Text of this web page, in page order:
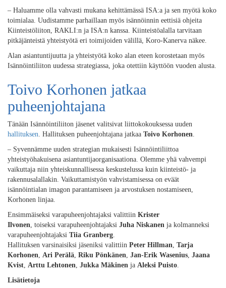
– Haluamme olla vahvasti mukana kehittämässä ISA:a ja sen myötä koko
toimialaa. Uudistamme parhaillaan myös isännöinnin eettisiä ohjeita
Kiinteistöliiton, RAKLI:n ja ISA:n kanssa. Kiinteistöalalla tarvitaan
pitkäjänteistä yhteistyötä eri toimijoiden välillä, Koro-Kanerva näkee.
Alan asiantuntijuutta ja yhteistyötä koko alan eteen korostetaan myös
Isännöintiliiton uudessa strategiassa, joka otettiin käyttöön vuoden alusta.
Toivo Korhonen jatkaa
puheenjohtajana
Tänään Isännöintiliiton jäsenet valitsivat liittokokouksessa uuden
hallituksen. Hallituksen puheenjohtajana jatkaa Toivo Korhonen.
– Syvennämme uuden strategian mukaisesti Isännöintiliittoa
yhteistyöhakuisena asiantuntijaorganisaationa. Olemme yhä vahvempi
vaikuttaja niin yhteiskunnallisessa keskustelussa kuin kiinteistö- ja
rakennusalallakin. Vaikuttamistyön vahvistamisessa on eväät
isännöintialan imagon parantamiseen ja arvostuksen nostamiseen,
Korhonen linjaa.
Ensimmäiseksi varapuheenjohtajaksi valittiin Krister
Ilvonen, toiseksi varapuheenjohtajaksi Juha Niskanen ja kolmanneksi
varapuheenjohtajaksi Tiia Granberg.
Hallituksen varsinaisiksi jäseniksi valittiin Peter Hillman, Tarja
Korhonen, Ari Perälä, Riku Pönkänen, Jan-Erik Wasenius, Jaana
Kvist, Arttu Lehtonen, Jukka Mäkinen ja Aleksi Puisto.
Lisätietoja